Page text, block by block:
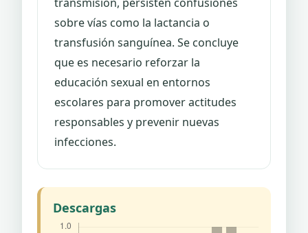
sobre vías como la lactancia o
transfusión sanguínea. Se concluye
que es necesario reforzar la
educación sexual en entornos
escolares para promover actitudes
responsables y prevenir nuevas
infecciones.
Descargas